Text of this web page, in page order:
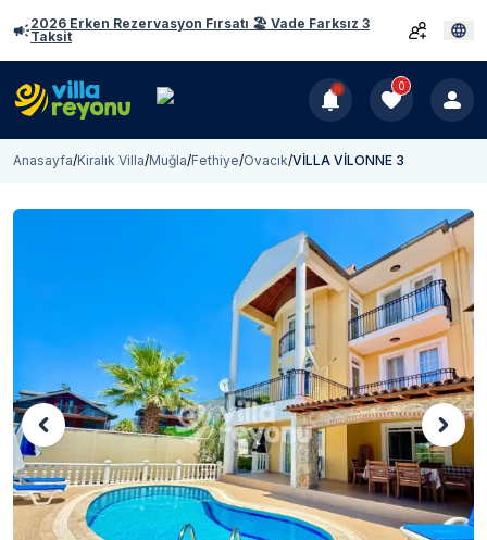
2026 Erken Rezervasyon Fırsatı 🏖️ Vade Farksız 3
Taksit
0
Anasayfa/Kiralık Villa/Muğla/Fethiye/Ovacık/VİLLA VİLONNE 3